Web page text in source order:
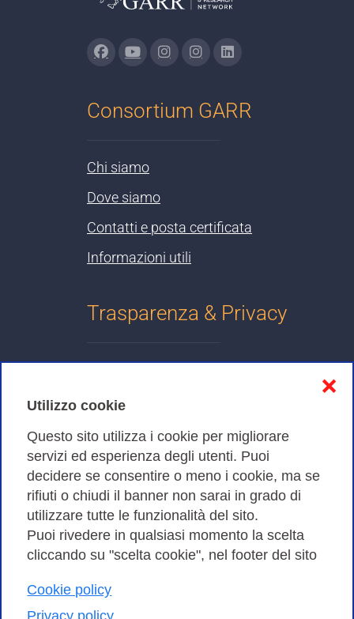
Utilizzo cookie
Questo sito utilizza i cookie per migliorare
servizi ed esperienza degli utenti. Puoi
decidere se consentire o meno i cookie, ma se
rifiuti o chiudi il banner non sarai in grado di
utilizzare tutte le funzionalità del sito.
Puoi rivedere in qualsiasi momento la scelta
cliccando su "scelta cookie", nel footer del sito
Cookie policy
Privacy policy
❌
Consortium GARR
Chi siamo
Dove siamo
Contatti e posta certificata
Informazioni utili
Trasparenza & Privacy
Cookies Policy
Amministrazione trasparente
Bandi di Gara
Consortium GARR - Via dei Tizii, 6 - 00185 Roma | Tel.
| CF 97284570583 – PI 07577141000 | Codice
Destinatario 7EU9KEU |